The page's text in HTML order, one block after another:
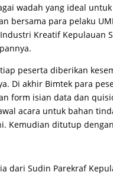
wadah yang ideal untuk
bersama para pelaku
Kreatif Kepulauan
peserta diberikan
Di akhir Bimtek para
form isian data dan
acara untuk bahan
Kemudian ditutup
dari Sudin Parekraf